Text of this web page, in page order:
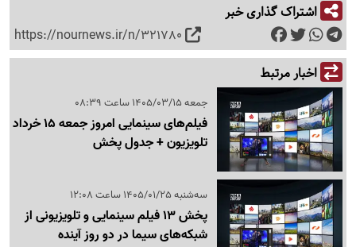
اشتراک گذاری خبر
https://nournews.ir/n/321780
اخبار مرتبط
جمعه 1405/03/15 ساعت 08:39
فیلم‌های سینمایی امروز جمعه 15 خرداد
تلویزیون + جدول پخش
سه‌شنبه 1405/01/25 ساعت 12:08
پخش 13 فیلم سینمایی و تلویزیونی از
شبکه‌های سیما در دو روز آینده